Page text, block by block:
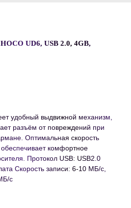
UD6, USB 2.0, 4GB,
удобный выдвижной механизм,
разъём от повреждений при
Оптимальная скорость
комфортное
Протокол USB: USB2.0
Скорость записи: 6-10 МБ/с,
с